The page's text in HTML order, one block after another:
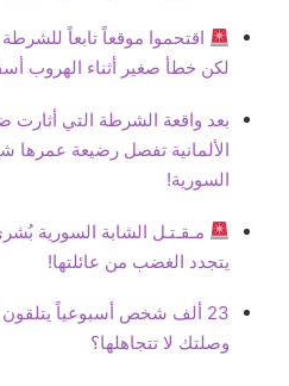
اقتحموا موقعاً تابعاً
لكن خطأ صغير أثناء الهروب
بعد واقعة الشرطة التي
الألمانية تفصل رضيعة عمرها
السورية!
مـقـتـل الشابة السورية
يتجدد الغضب من عائلتها!
وصلتك لا تتجاهلها؟